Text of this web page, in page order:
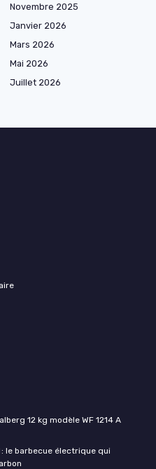
Novembre 2025
Janvier 2026
Mars 2026
Mai 2026
Juillet 2026
12 kg modèle WF 1214 A
: le barbecue électrique qui